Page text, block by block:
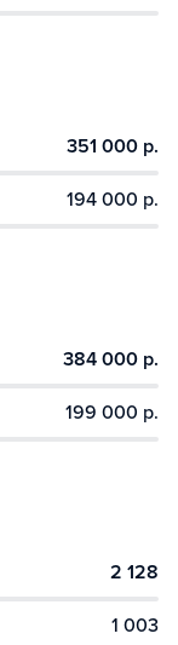
351 000 р.
194 000 р.
384 000 р.
199 000 р.
2 128
1 003